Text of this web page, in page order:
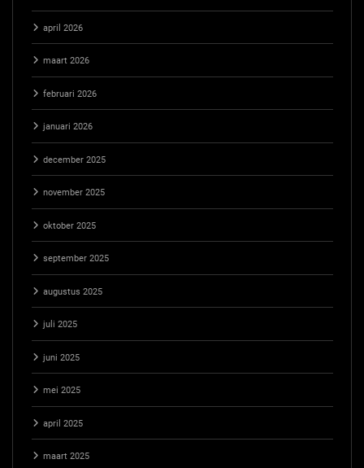
april 2026
maart 2026
februari 2026
januari 2026
december 2025
november 2025
oktober 2025
september 2025
augustus 2025
juli 2025
juni 2025
mei 2025
april 2025
maart 2025